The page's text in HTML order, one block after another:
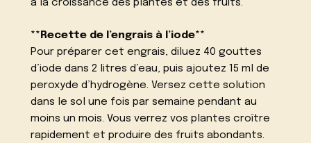
à la croissance des plantes et des fruits.
**Recette de l’engrais à l’iode**
Pour préparer cet engrais, diluez 40 gouttes
d’iode dans 2 litres d’eau, puis ajoutez 15 ml de
peroxyde d’hydrogène. Versez cette solution
dans le sol une fois par semaine pendant au
moins un mois. Vous verrez vos plantes croître
rapidement et produire des fruits abondants.